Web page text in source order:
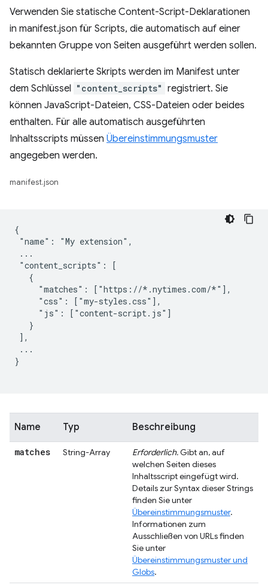
Verwenden Sie statische Content-Script-Deklarationen
in manifest.json für Scripts, die automatisch auf einer
bekannten Gruppe von Seiten ausgeführt werden sollen.
Statisch deklarierte Skripts werden im Manifest unter
dem Schlüssel "content_scripts" registriert. Sie
können JavaScript-Dateien, CSS-Dateien oder beides
enthalten. Für alle automatisch ausgeführten
Inhaltsscripts müssen Übereinstimmungsmuster
angegeben werden.
manifest.json
{
"name": "My extension",
...
"content_scripts": [
   {
     "matches": ["https://*.nytimes.com/*"],
     "css": ["my-styles.css"],
     "js": ["content-script.js"]
   }
],
...
}
Name Typ Beschreibung
matches String-Array Erforderlich.Gibt an, auf
welchen Seiten dieses
Inhaltsscript eingefügt wird.
Details zur Syntax dieser Strings
finden Sie unter
Übereinstimmungsmuster.
Informationen zum
Ausschließen von URLs finden
Sie unter
Übereinstimmungsmuster und
Globs.